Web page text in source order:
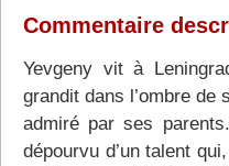
Commentaire
Yevgeny vit à
grandit dans l’ombre de
admiré par ses
dépourvu d’un talent